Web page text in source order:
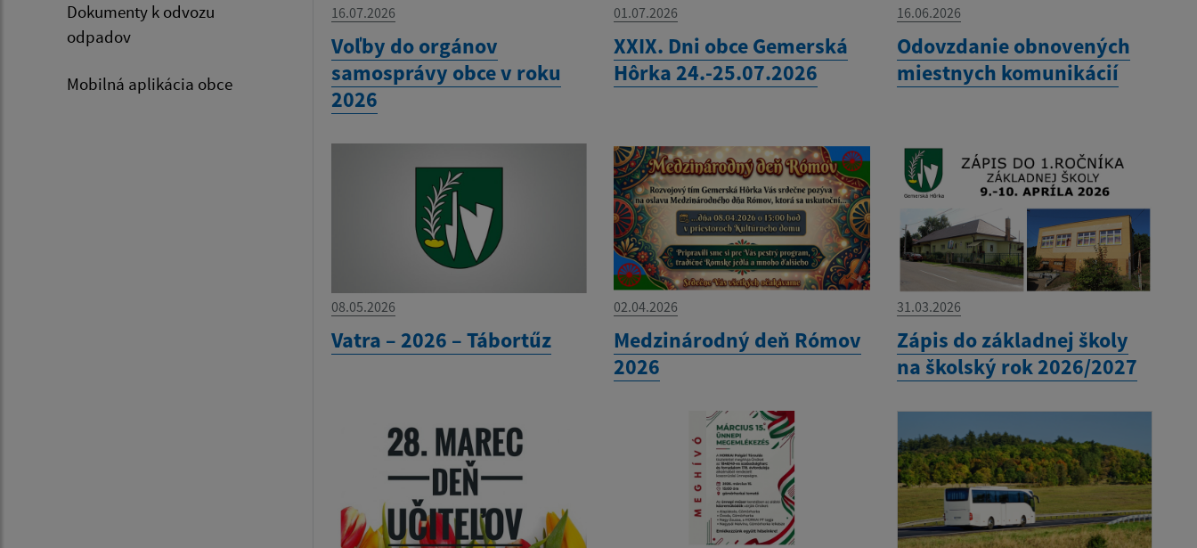
Dokumenty k odvozu
odpadov
Mobilná aplikácia obce
16.07.2026
Voľby do orgánov
samosprávy obce v roku
2026
01.07.2026
XXIX. Dni obce Gemerská
Hôrka 24.-25.07.2026
16.06.2026
Odovzdanie obnovených
miestnych komunikácií
08.05.2026
Vatra – 2026 – Tábortűz
02.04.2026
Medzinárodný deň Rómov
2026
31.03.2026
Zápis do základnej školy
na školský rok 2026/2027